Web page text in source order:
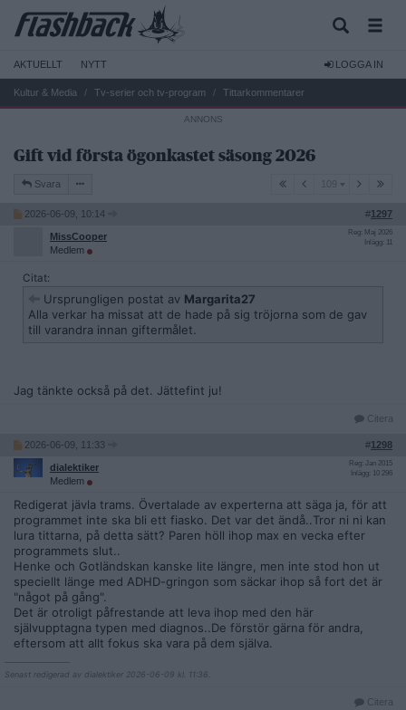
AKTUELLT NYTT LOGGA IN
Kultur & Media Tv-serier och tv-program Tittarkommentarer
Gift vid första ögonkastet säsong 2026
Svara 109
2026-06-09, 10:14 #1297
MissCooper
Medlem
Reg: Maj 2026
Inlägg: 11
Citat:
Ursprungligen postat av Margarita27
Alla verkar ha missat att de hade på sig tröjorna som de gav
till varandra innan giftermålet.
Jag tänkte också på det. Jättefint ju!
Citera
2026-06-09, 11:33 #1298
dialektiker
Medlem
Reg: Jan 2015
Inlägg: 10 296
Redigerat jävla trams. Övertalade av experterna att säga ja, för att
programmet inte ska bli ett fiasko. Det var det ändå..Tror ni ni kan
lura tittarna, på detta sätt? Paren höll ihop max en vecka efter
programmets slut..
Henke och Gotländskan kanske lite längre, men inte stod hon ut
speciellt länge med ADHD-gringon som säckar ihop så fort det är
"något på gång".
Det är otroligt påfrestande att leva ihop med den här
självupptagna typen med diagnos..De förstör gärna för andra,
eftersom att allt fokus ska vara på dem själva.
Senast redigerad av dialektiker 2026-06-09 kl. 11:36.
Citera